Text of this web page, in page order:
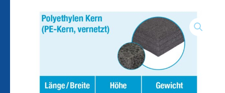
Grevinga®
Leichtturnmatte